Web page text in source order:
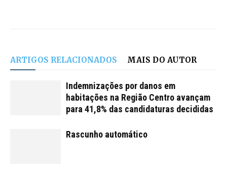
ARTIGOS RELACIONADOS MAIS DO AUTOR
Indemnizações por danos em
habitações na Região Centro avançam
para 41,8% das candidaturas decididas
Rascunho automático